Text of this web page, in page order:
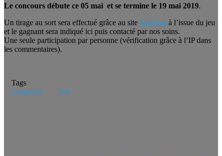
Le concours débute ce 05 mai et se termine le 19 mai 2019.
Un tirage au sort sera effectué grâce au site Random à l’issue du jeu
et le gagnant sera indiqué ici puis contacté par nos soins.
Une seule participation par personne (vérification grâce à l’IP dans
les commentaires).
Tags
Concours
test